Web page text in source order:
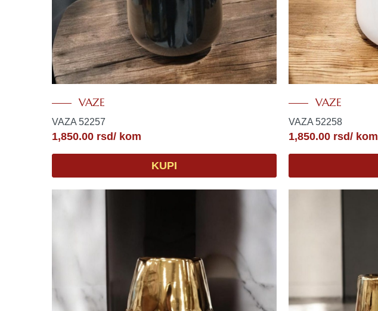
VAZE
VAZA 52257
1,850.00 rsd/ kom
KUPI
VAZE
VAZA 52258
1,850.00rsd/ kom